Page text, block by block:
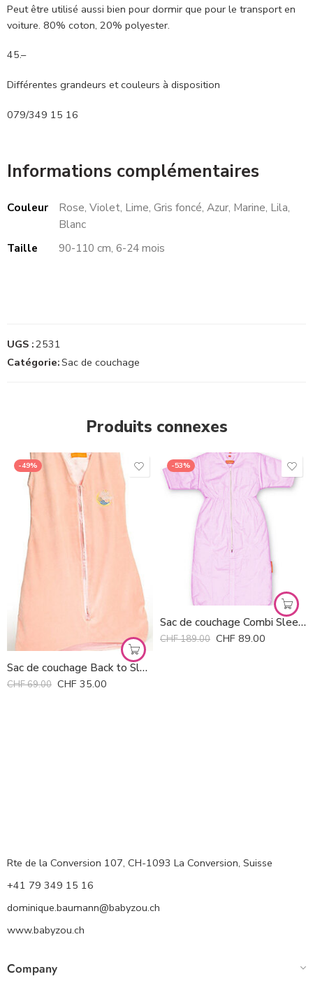
Peut être utilisé aussi bien pour dormir que pour le transport en
voiture. 80% coton, 20% polyester.
45.–
Différentes grandeurs et couleurs à disposition
079/349 15 16
Informations complémentaires
Couleur
Rose, Violet, Lime, Gris foncé, Azur, Marine, Lila,
Blanc
Taille
90-110 cm, 6-24 mois
UGS :2531
Catégorie:Sac de couchage
Produits connexes
-49%
Sac de couchage Back to Sleep Prince Lionheart *
CHF69.00 CHF 35.00
-53%
Sac de couchage Combi Sleeper Little Company *
CHF189.00 CHF 89.00
Rte de la Conversion 107, CH-1093 La Conversion, Suisse
+41 79 349 15 16
dominique.baumann@babyzou.ch
www.babyzou.ch
Company